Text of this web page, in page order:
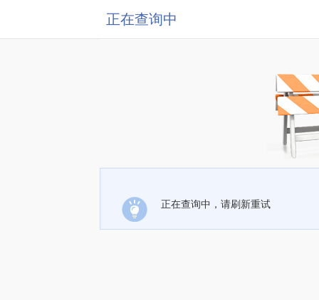
正在查询中
正在查询中，请刷新重试